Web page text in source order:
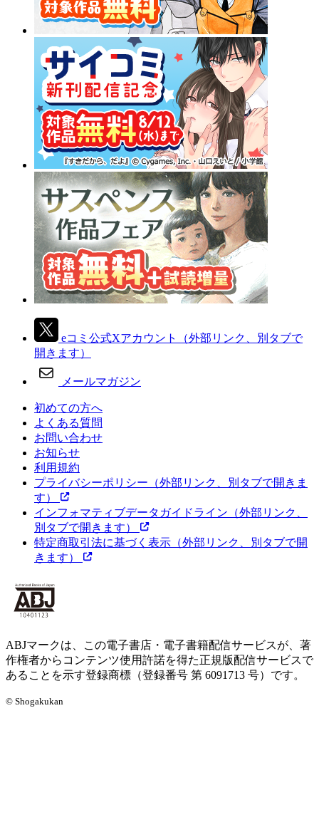
eコミ公式Xアカウント
（外部リンク、別タブで
開きます）
メールマガジン
初めての方へ
よくある質問
お問い合わせ
お知らせ
利用規約
プライバシーポリシー （外部リンク、別タブで開きま
す）
インフォマティブデータガイドライン （外部リンク、
別タブで開きます）
特定商取引法に基づく表示 （外部リンク、別タブで開
きます）
ABJマークは、この電子書店・電子書籍配信サービスが、著
作権者からコンテンツ使用許諾を得た正規版配信サービスで
あることを示す登録商標（登録番号 第 6091713 号）です。
© Shogakukan